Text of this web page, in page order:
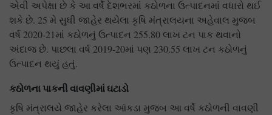
એવી અપેક્ષા છે કે આ વર્ષે દેશભરમાં કઠોળના ઉત્પાદનમાં વધારો થઈ
શકે છે. 25 મે સુધી જાહેર થયેલા કૃષિ મંત્રાલયના અહેવાલ મુજબ
વર્ષ 2020-21માં કઠોળનું ઉત્પાદન 255.80 લાખ ટન પાક થવાનો
અંદાજ છે. પાછલા વર્ષ 2019-20માં પણ 230.55 લાખ ટન કઠોળનું
ઉત્પાદન થયું હતું.
કઠોળના પાકની વાવણીમાં ઘટાડો
કૃષિ મંત્રાલયે જાહેર કરેલા આંકડા મુજબ આ વર્ષે કઠોળની વાવણી